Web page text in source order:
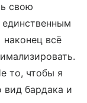
свою
единственным
наконец всё
то, чтобы я
вид бардака и